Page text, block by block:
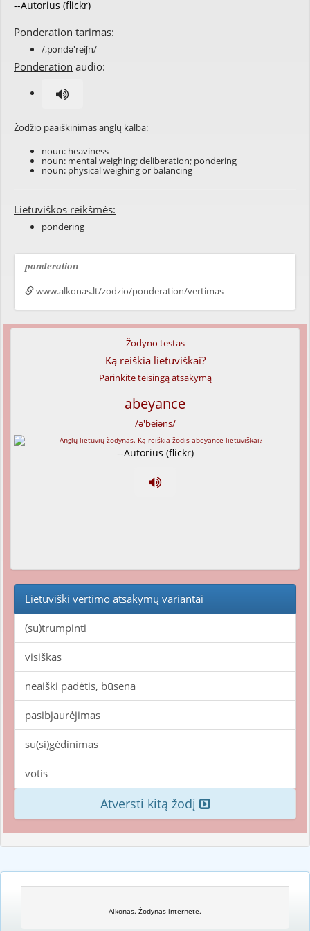
--Autorius (flickr)
Ponderation tarimas:
/,pɔndə'reiʃn/
Ponderation audio:
Žodžio paaiškinimas anglų kalba:
noun: heaviness
noun: mentalweighing;deliberation; pondering
noun: physical weighing or balancing
Lietuviškos reikšmės:
pondering
ponderation
www.alkonas.lt/zodzio/ponderation/vertimas
Žodyno testas
Ką reiškia lietuviškai?
Parinkite teisingą atsakymą
abeyance
/ə'beiəns/
--Autorius (flickr)
Lietuviški vertimo atsakymų variantai
(su)trumpinti
visiškas
neaiški padėtis, būsena
pasibjaurėjimas
su(si)gėdinimas
votis
Atversti kitą žodį
Alkonas. Žodynas internete.